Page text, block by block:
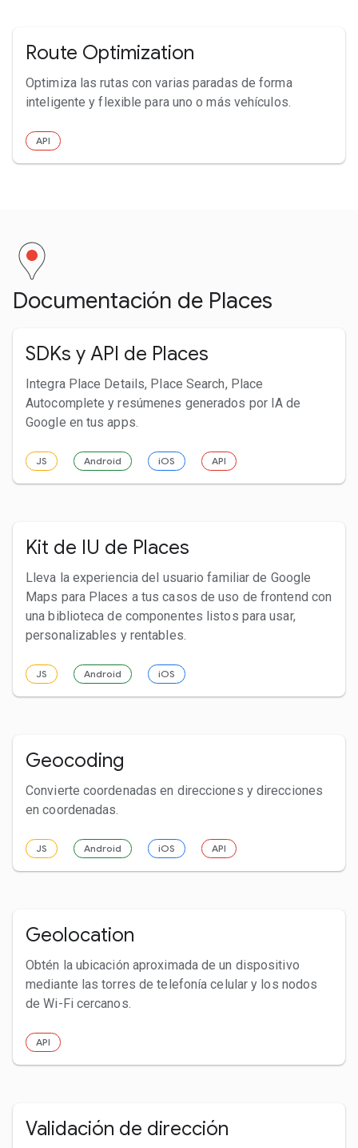
Route Optimization
Optimiza las rutas con varias paradas de forma
inteligente y flexible para uno o más vehículos.
API
Documentación de Places
SDKs y API de Places
Integra Place Details, Place Search, Place
Autocomplete y resúmenes generados por IA de
Google en tus apps.
JS Android iOS API
Kit de IU de Places
Lleva la experiencia del usuario familiar de Google
Maps para Places a tus casos de uso de frontend con
una biblioteca de componentes listos para usar,
personalizables y rentables.
JS Android iOS
Geocoding
Convierte coordenadas en direcciones y direcciones
en coordenadas.
JS Android iOS API
Geolocation
Obtén la ubicación aproximada de un dispositivo
mediante las torres de telefonía celular y los nodos
de Wi-Fi cercanos.
API
Validación de dirección